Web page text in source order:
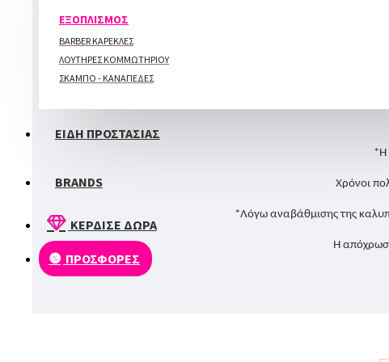
ΕΞΟΠΛΙΣΜΟΣ
BARBER ΚΑΡΕΚΛΕΣ
ΛΟΥΤΗΡΕΣ ΚΟΜΜΩΤΗΡΙΟΥ
ΣΚΑΜΠΟ - ΚΑΝΑΠΕΔΕΣ
ΕΙΔΗ ΠΡΟΣΤΑΣΙΑΣ
BRANDS
ΚΕΡΔΙΣΕ ΔΩΡΑ
ΠΡΟΣΦΟΡΕΣ
*Η
Χρόνοι
*Λόγω αναβάθμισης της
Η